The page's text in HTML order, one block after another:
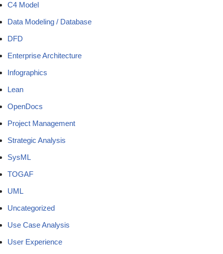
C4 Model
Data Modeling / Database
DFD
Enterprise Architecture
Infographics
Lean
OpenDocs
Project Management
Strategic Analysis
SysML
TOGAF
UML
Uncategorized
Use Case Analysis
User Experience